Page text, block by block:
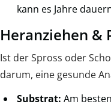
kann es Jahre
Heranziehen &
Ist der Spross oder
darum, eine gesunde
Substrat: Am